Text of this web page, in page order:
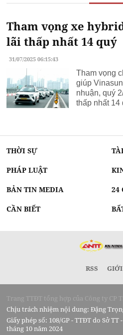
Tham vọng xe
lãi thấp nhất 14 quý
31/07/2025 06:15:43
Tham vọng
giúp
nhuận, quý
thấp nhất 14
THỜI SỰ
PHÁP LUẬT
BẢN TIN MEDIA 24
CẦN BIẾT
RSS
Trang TTĐT tổng hợp của Công ty CP
Chịu trách nhiệm nội dung: Đặng
Giấy phép số: 108/GP - TTĐT do Sở
tháng 10 năm 2024